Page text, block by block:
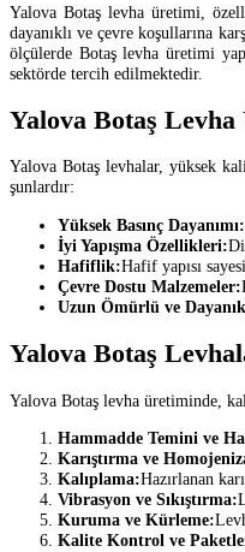
Yalova Botaş levha üretimi,
dayanıklı ve çevre koşullarına
ölçülerde Botaş levha üretimi
sektörde tercih edilmektedir.
Yalova Botaş
Yalova Botaş levhalar, yüksek
şunlardır:
Yüksek Basınç Dayanımı:
İyi Yapışma Özellikleri:
Hafiflik:Hafif yapısı
Çevre Dostu Malzemeler:
Uzun Ömürlü ve
Yalova Botaş
Yalova Botaş levha üretiminde,
Hammadde Temini ve
Karıştırma ve
Kalıplama:Hazırlanan
Vibrasyon ve Sıkıştırma:
Kuruma ve Kürleme:
Kalite Kontrol ve